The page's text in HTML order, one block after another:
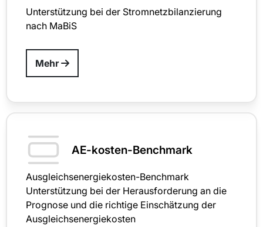
Unterstützung bei der Stromnetzbilanzierung
nach MaBiS
Mehr
AE-kosten-Benchmark
Ausgleichsenergiekosten-Benchmark
Unterstützung bei der Herausforderung an die
Prognose und die richtige Einschätzung der
Ausgleichsenergiekosten